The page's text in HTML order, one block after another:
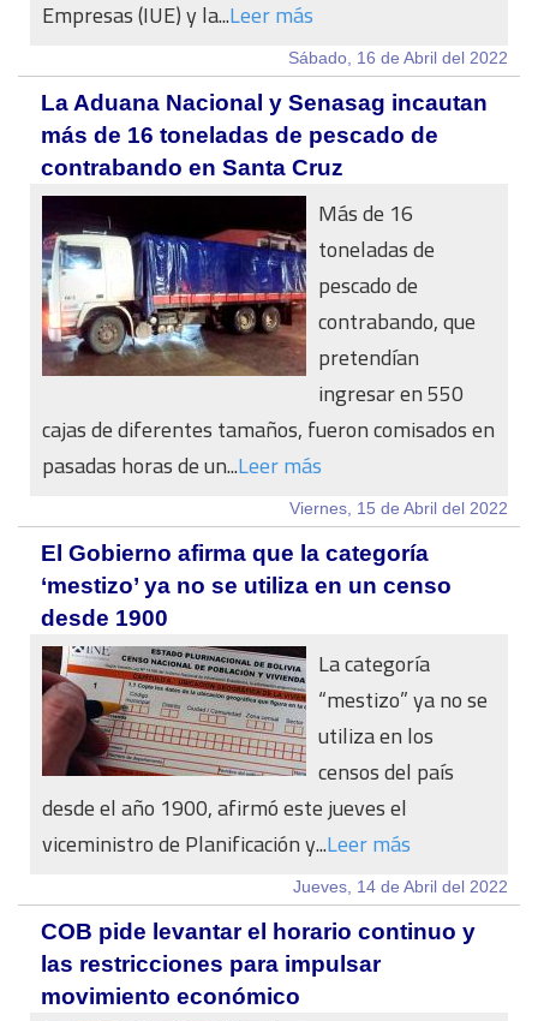
Empresas (IUE) y la...Leer más
Sábado, 16 de Abril del 2022
La Aduana Nacional y Senasag incautan
más de 16 toneladas de pescado de
contrabando en Santa Cruz
Más de 16
toneladas de
pescado de
contrabando, que
pretendían
ingresar en 550
cajas de diferentes tamaños, fueron comisados en
pasadas horas de un...Leer más
Viernes, 15 de Abril del 2022
El Gobierno afirma que la categoría
‘mestizo’ ya no se utiliza en un censo
desde 1900
La categoría
“mestizo” ya no se
utiliza en los
censos del país
desde el año 1900, afirmó este jueves el
viceministro de Planificación y...Leer más
Jueves, 14 de Abril del 2022
COB pide levantar el horario continuo y
las restricciones para impulsar
movimiento económico